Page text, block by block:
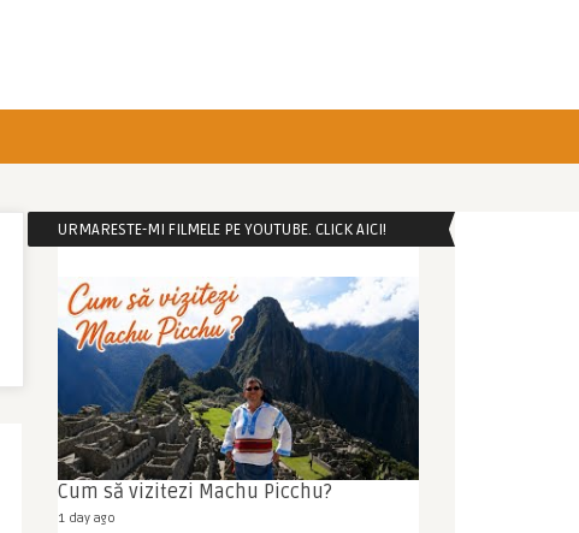
URMARESTE-MI FILMELE PE YOUTUBE. CLICK AICI!
Cum să vizitezi Machu Picchu?
1 day ago